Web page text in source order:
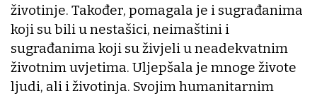
životinje. Također, pomagala je i sugrađanima
koji su bili u nestašici, neimaštini i
sugrađanima koji su živjeli u neadekvatnim
životnim uvjetima. Uljepšala je mnoge živote
ljudi, ali i životinja. Svojim humanitarnim